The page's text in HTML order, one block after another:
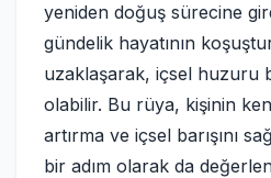
yeniden doğuş sürecine
gündelik hayatının
uzaklaşarak, içsel huzuru
olabilir. Bu rüya, kişinin
artırma ve içsel barışını
bir adım olarak da